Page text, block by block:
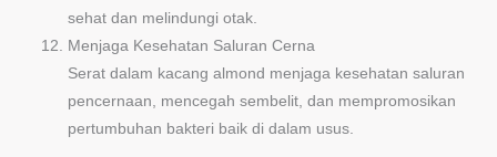
sehat dan melindungi otak.
Menjaga Kesehatan Saluran Cerna
Serat dalam kacang almond menjaga kesehatan saluran
pencernaan, mencegah sembelit, dan mempromosikan
pertumbuhan bakteri baik di dalam usus.